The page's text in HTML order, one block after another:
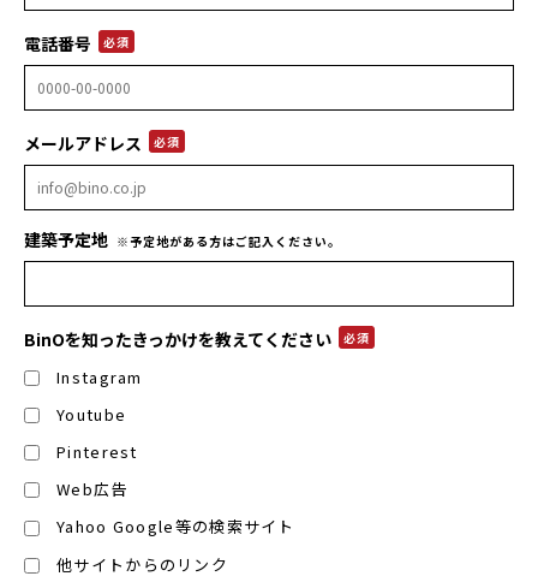
電話番号 必須
メールアドレス 必須
建築予定地 ※予定地がある方はご記入ください。
BinOを知ったきっかけを教えてください 必須
Instagram
Youtube
Pinterest
Web広告
Yahoo Google等の検索サイト
他サイトからのリンク